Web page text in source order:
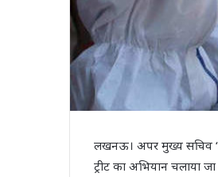
लखनऊ। अपर मुख्य सचिव
ट्रीट का अभियान चलाया